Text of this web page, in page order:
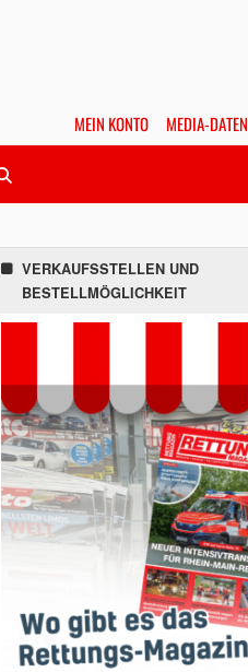
MEIN KONTO MEDIA-DATEN
VERKAUFSSTELLEN UND
BESTELLMÖGLICHKEIT